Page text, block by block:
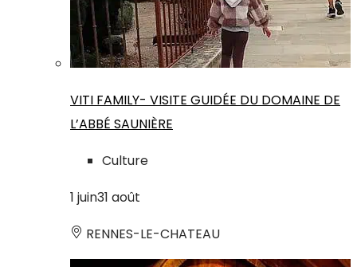
VITI FAMILY- VISITE GUIDÉE DU DOMAINE DE
L’ABBÉ SAUNIÈRE
Culture
1 juin31 août
RENNES-LE-CHATEAU